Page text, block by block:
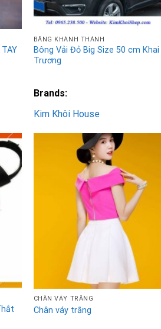
BĂNG KHÁNH THÀNH
Bông Vải Đỏ Big Size 50 cm Khai
Trương
Brands:
Kim Khôi House
to
Add to
Wishlist
CHÂN VÁY TRẮNG
Chân váy trắng